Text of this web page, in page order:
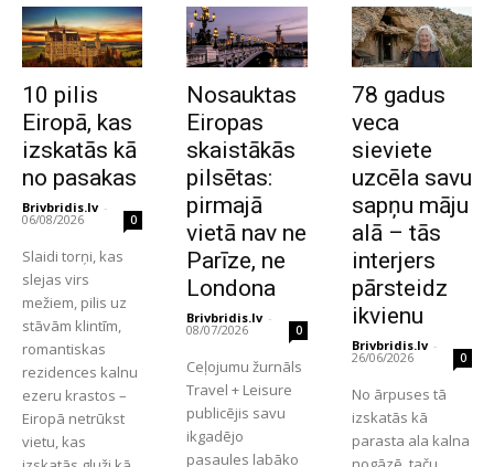
10 pilis
Eiropā, kas
izskatās kā
no pasakas
Brivbridis.lv -
06/08/2026 0
Slaidi torņi, kas
slejas virs
mežiem, pilis uz
stāvām klintīm,
romantiskas
rezidences kalnu
ezeru krastos –
Eiropā netrūkst
vietu, kas
Nosauktas
Eiropas
skaistākās
pilsētas:
pirmajā
vietā nav ne
Parīze, ne
Londona
Brivbridis.lv -
08/07/2026 0
Ceļojumu žurnāls
Travel + Leisure
publicējis savu
ikgadējo
pasaules labāko
78 gadus
veca
sieviete
uzcēla savu
sapņu māju
alā – tās
interjers
pārsteidz
ikvienu
Brivbridis.lv -
26/06/2026 0
No ārpuses tā
izskatās kā
parasta ala kalna